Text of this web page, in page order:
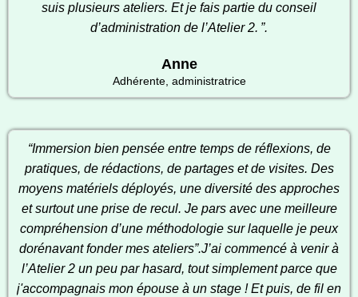
suis plusieurs ateliers. Et je fais partie du conseil
d’administration de l’Atelier 2. ”.
Anne
Adhérente, administratrice
“Immersion bien pensée entre temps de réflexions, de
pratiques, de rédactions, de partages et de visites. Des
moyens matériels déployés, une diversité des approches
et surtout une prise de recul. Je pars avec une meilleure
compréhension d’une méthodologie sur laquelle je peux
dorénavant fonder mes ateliers”.J’ai commencé à venir à
l’Atelier 2 un peu par hasard, tout simplement parce que
j'accompagnais mon épouse à un stage ! Et puis, de fil en